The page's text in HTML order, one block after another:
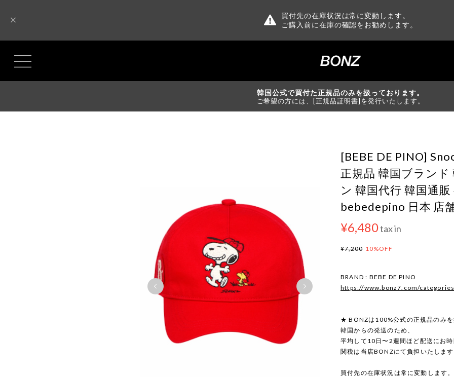
買付先の在庫状況は常に変動します。
ご購入前に在庫の確認をお勧めします。
韓国公式で買付た正規品のみを扱っております。
ご希望の方には、[正規品証明書]を発行いたします。
[BEBE DE PINO]
正規品 韓国ブランド
ン 韓国代行 韓国通
bebedepino 日本 店
¥6,480tax in
¥7,200 10%OFF
BRAND : BEBE DE PINO
https://www.bonz7.com/
★ BONZは100%公式の正規品のみを
韓国からの発送のため、
平均して10日〜2週間ほど配送にお時
関税は当店BONZにて負担いたします
買付先の在庫状況は常に変動します。